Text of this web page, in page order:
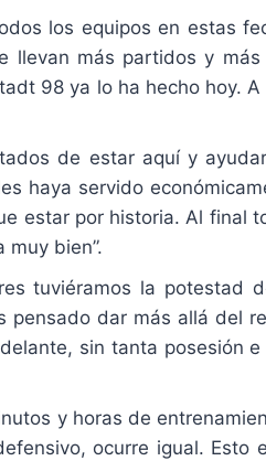
los equipos en estas
más partidos y
98 ya lo ha hecho hoy.
de estar aquí y
haya servido
estar por historia. Al final
bien”.
tuviéramos la
dar más allá del
sin tanta posesión
y horas de
ocurre igual.